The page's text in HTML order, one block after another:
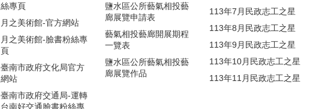
絲專頁
月之美術館-官方網站
月之美術館-臉書粉絲專
頁
臺南市政府文化局官方
網站
臺南市政府交通局-運轉
台南好交通臉書粉絲專
鹽水區公所藝氣相投藝
廊展覽申請表
藝氣相投藝廊開展期程
一覽表
鹽水區公所藝氣相投藝
廊展覽作品
113年7月民政志工之星
113年8月民政志工之星
113年9月民政志工之星
113年10月民政志工之星
113年11月民政志工之星